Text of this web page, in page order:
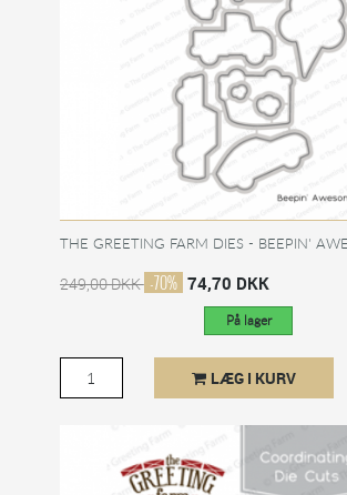
THE GREETING FARM DIES - BEEPIN'
249,00 DKK -70% 74,70 DKK
På lager
LÆG I KURV